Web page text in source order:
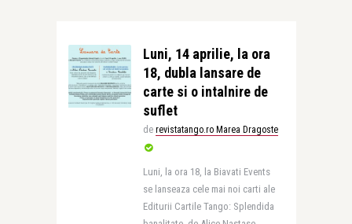
Luni, 14 aprilie, la ora
18, dubla lansare de
carte si o intalnire de
suflet
de revistatango.ro Marea Dragoste
Luni, la ora 18, la Biavati Events
se lanseaza cele mai noi carti ale
Editurii Cartile Tango: Splendida